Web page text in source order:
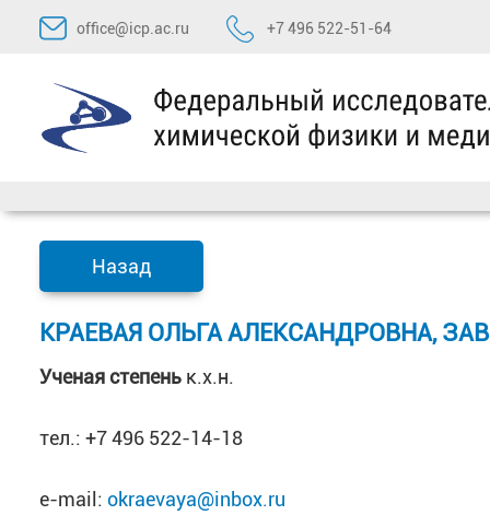
Перейти
содержимому
office@icp.ac.ru +7 496 522-51-64
Назад
КРАЕВАЯ ОЛЬГА АЛЕКСАНДРОВНА,
Ученая степень к.х.н.
тел.: +7 496 522-14-18
e-mail: okraevaya@inbox.ru